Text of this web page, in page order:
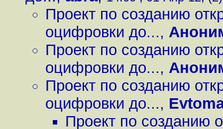
Проект по созданию
оцифровки до...,
Проект по созданию
оцифровки до...,
Проект по созданию
оцифровки до...,
Проект по созданию